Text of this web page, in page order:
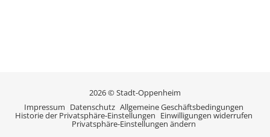
2026 © Stadt-Oppenheim
Impressum Datenschutz Allgemeine Geschäftsbedingungen
Historie der Privatsphäre-Einstellungen Einwilligungen widerrufen
Privatsphäre-Einstellungen ändern